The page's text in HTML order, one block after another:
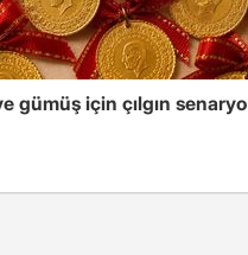
gümüş için çılgın senaryo